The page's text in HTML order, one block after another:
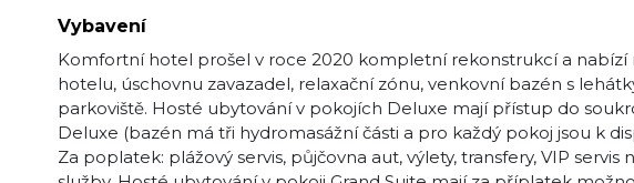
Vybavení
Komfortní hotel prošel v roce 2020 kompletní rekonstrukcí a nabízí
hotelu, úschovnu zavazadel, relaxační zónu, venkovní bazén s
parkoviště. Hosté ubytování v pokojích Deluxe mají přístup do
Deluxe (bazén má tři hydromasážní části a pro každý pokoj jsou k
Za poplatek: plážový servis, půjčovna aut, výlety, transfery, VIP